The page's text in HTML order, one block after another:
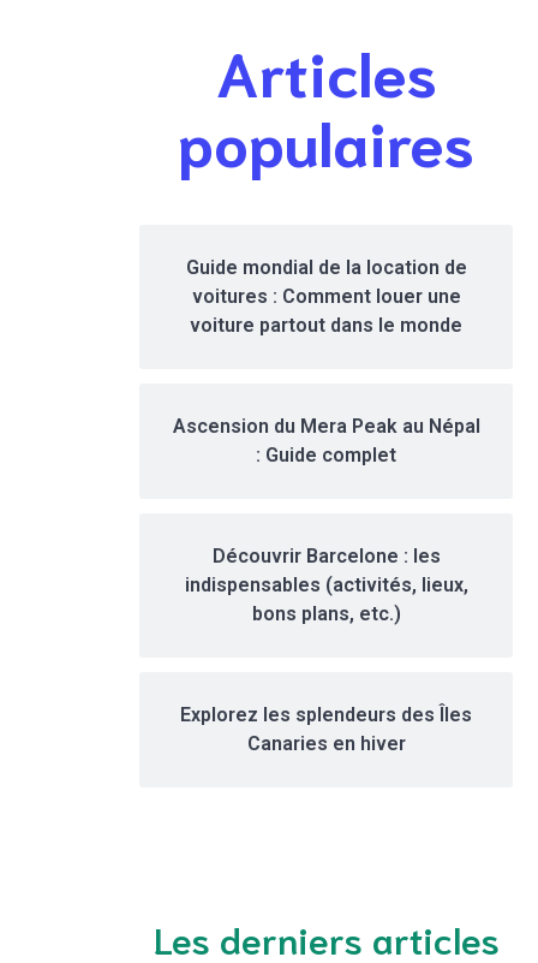
on-chain de
son ouverture
(sponsorisé)
design et de
l’innovation
sponsorisé)
Articles
populaires
Guide mondial de la location de
voitures : Comment louer une
voiture partout dans le monde
Ascension du Mera Peak au Népal
: Guide complet
Découvrir Barcelone : les
indispensables (activités, lieux,
bons plans, etc.)
Explorez les splendeurs des Îles
Canaries en hiver
Les derniers articles